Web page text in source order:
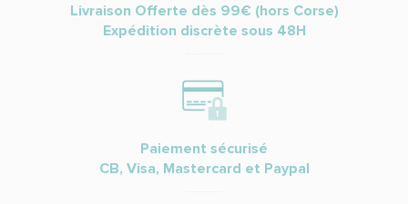
Livraison Offerte dès 99€ (hors Corse)
Expédition discrète sous 48H
Paiement sécurisé
CB, Visa, Mastercard et Paypal